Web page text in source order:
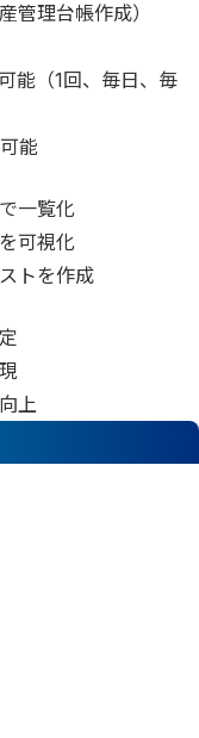
管理台帳作成）
能（1回、毎日、毎
能
一覧化
可視化
トを作成
上